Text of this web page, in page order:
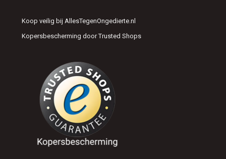
Koop veilig bij AllesTegenOngedierte.nl
Kopersbescherming door Trusted Shops